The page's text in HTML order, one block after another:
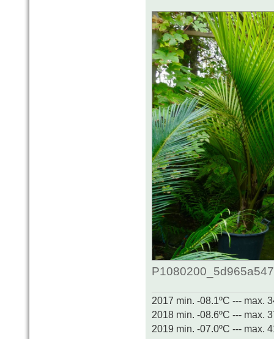
2017 min. -08.1ºC --- max.
2018 min. -08.6ºC --- max.
2019 min. -07.0ºC --- max.